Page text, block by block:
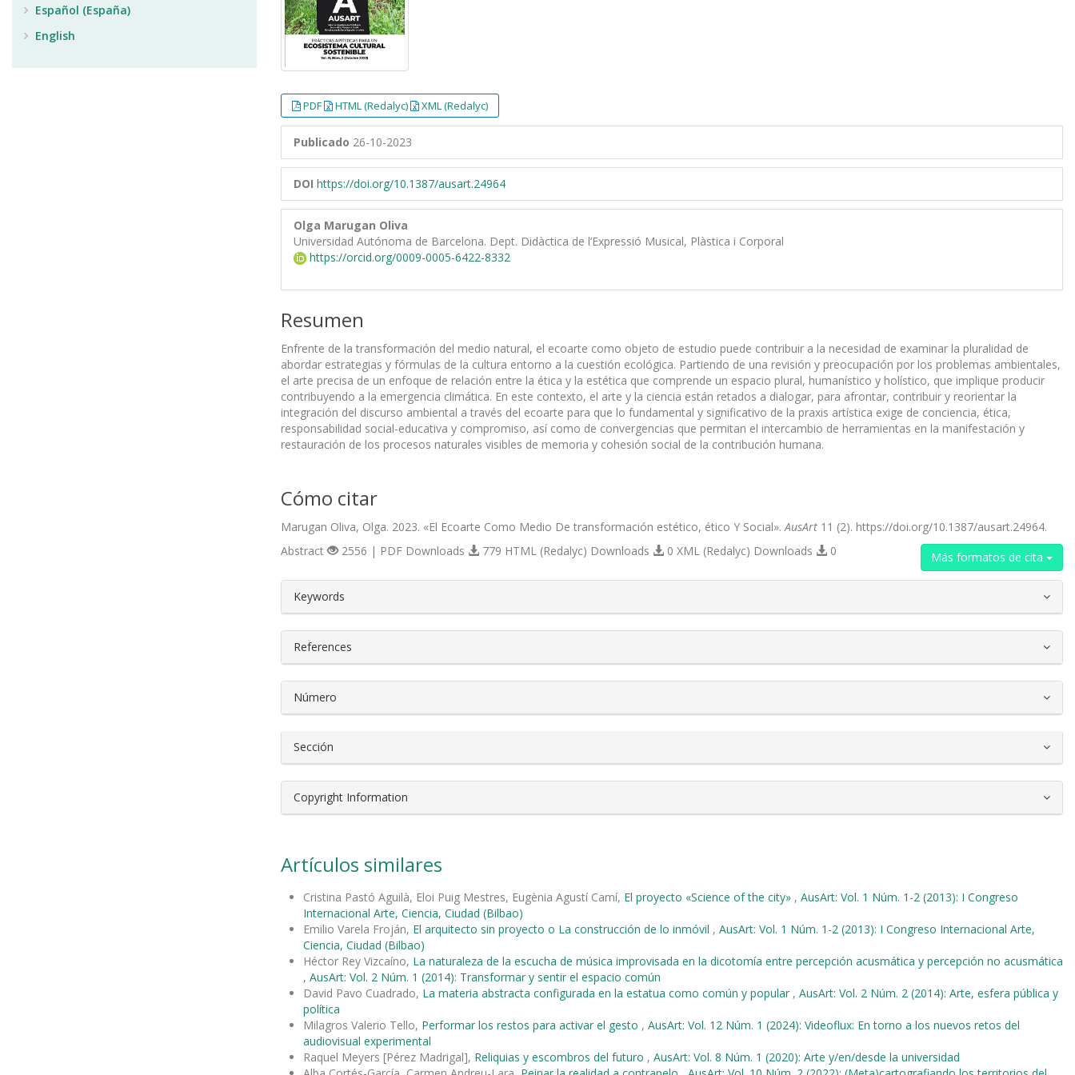
PDF HTML (Redalyc) XML (Redalyc)
Publicado 26-10-2023
DOI https://doi.org/10.1387/ausart.24964
Olga Marugan Oliva
Universidad Autónoma de Barcelona. Dept. Didàctica de l’Expressió Musical, Plàstica i Corporal
https://orcid.org/0009-0005-6422-8332
Resumen
Enfrente de la transformación del medio natural, el ecoarte como objeto de estudio puede contribuir a la necesidad de examinar la pluralidad de
abordar estrategias y fórmulas de la cultura entorno a la cuestión ecológica. Partiendo de una revisión y preocupación por los problemas ambientales,
el arte precisa de un enfoque de relación entre la ética y la estética que comprende un espacio plural, humanístico y holístico, que implique producir
contribuyendo a la emergencia climática. En este contexto, el arte y la ciencia están retados a dialogar, para afrontar, contribuir y reorientar la
integración del discurso ambiental a través del ecoarte para que lo fundamental y significativo de la praxis artística exige de conciencia, ética,
responsabilidad social-educativa y compromiso, así como de convergencias que permitan el intercambio de herramientas en la manifestación y
restauración de los procesos naturales visibles de memoria y cohesión social de la contribución humana.
Cómo citar
Marugan Oliva, Olga. 2023. «El Ecoarte Como Medio De transformación estético, ético Y Social». AusArt 11 (2). https://doi.org/10.1387/ausart.24964.
Más formatos de cita
Abstract 2556 | PDF Downloads 779 HTML (Redalyc) Downloads 0 XML (Redalyc) Downloads 0
##plugins.themes.bootstrap3.article.details##
Keywords
References
Número
Sección
Copyright Information
Artículos similares
Cristina Pastó Aguilà, Eloi Puig Mestres, Eugènia Agustí Camí, El proyecto «Science of the city» , AusArt: Vol. 1 Núm. 1-2 (2013): I Congreso
Internacional Arte, Ciencia, Ciudad (Bilbao)
Emilio Varela Froján, El arquitecto sin proyecto o La construcción de lo inmóvil , AusArt: Vol. 1 Núm. 1-2 (2013): I Congreso Internacional Arte,
Ciencia, Ciudad (Bilbao)
Héctor Rey Vizcaíno, La naturaleza de la escucha de música improvisada en la dicotomía entre percepción acusmática y percepción no acusmática
, AusArt: Vol. 2 Núm. 1 (2014): Transformar y sentir el espacio común
David Pavo Cuadrado, La materia abstracta configurada en la estatua como común y popular , AusArt: Vol. 2 Núm. 2 (2014): Arte, esfera pública y
política
Milagros Valerio Tello, Performar los restos para activar el gesto , AusArt: Vol. 12 Núm. 1 (2024): Videoflux: En torno a los nuevos retos del
audiovisual experimental
Raquel Meyers [Pérez Madrigal], Reliquias y escombros del futuro , AusArt: Vol. 8 Núm. 1 (2020): Arte y/en/desde la universidad
Español (España)
English